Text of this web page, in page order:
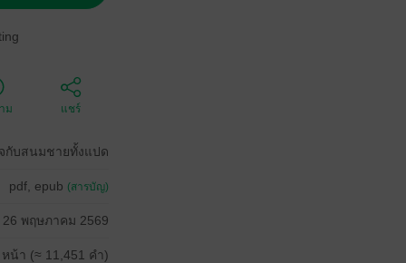
ม แชร์
กับสนมชายทั้งแปด
pdf, epub (สารบัญ)
26 พฤษภาคม 2569
น้า (≈ 11,451 คำ)